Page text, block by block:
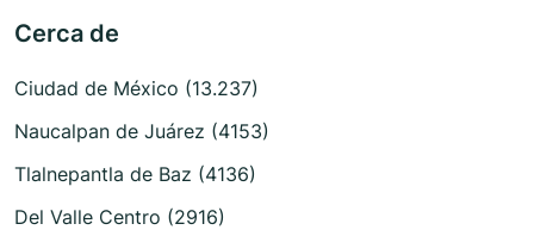
Cerca de
Ciudad de México (13.237)
Naucalpan de Juárez (4153)
Tlalnepantla de Baz (4136)
Del Valle Centro (2916)